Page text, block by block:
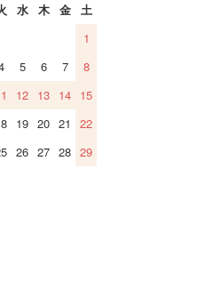
水 木 金
土
1
5 6 7
8
12 13 14 15
19 20 21
22
26 27 28 29